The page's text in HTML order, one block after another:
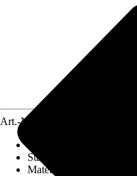
Art.-Nr.
Stärke
Material